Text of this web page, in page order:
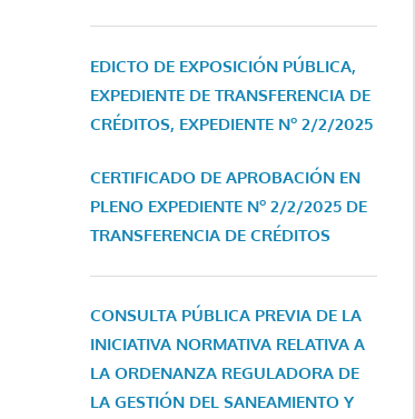
EDICTO DE EXPOSICIÓN PÚBLICA,
EXPEDIENTE DE TRANSFERENCIA DE
CRÉDITOS, EXPEDIENTE Nº 2/2/2025
CERTIFICADO DE APROBACIÓN EN
PLENO EXPEDIENTE Nº 2/2/2025 DE
TRANSFERENCIA DE CRÉDITOS
CONSULTA PÚBLICA PREVIA DE LA
INICIATIVA NORMATIVA RELATIVA A
LA ORDENANZA REGULADORA DE
LA GESTIÓN DEL SANEAMIENTO Y